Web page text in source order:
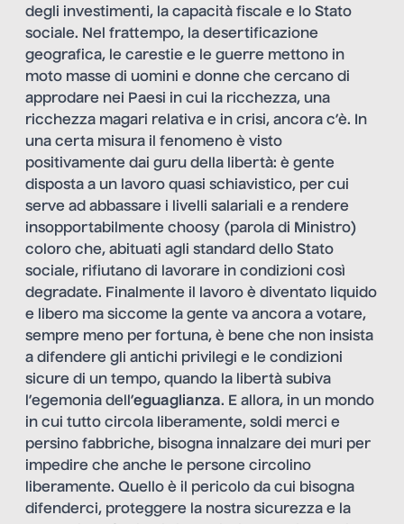
degli investimenti, la capacità fiscale e lo Stato
sociale. Nel frattempo, la desertificazione
geografica, le carestie e le guerre mettono in
moto masse di uomini e donne che cercano di
approdare nei Paesi in cui la ricchezza, una
ricchezza magari relativa e in crisi, ancora c’è. In
una certa misura il fenomeno è visto
positivamente dai guru della libertà: è gente
disposta a un lavoro quasi schiavistico, per cui
serve ad abbassare i livelli salariali e a rendere
insopportabilmente choosy (parola di Ministro)
coloro che, abituati agli standard dello Stato
sociale, rifiutano di lavorare in condizioni così
degradate. Finalmente il lavoro è diventato liquido
e libero ma siccome la gente va ancora a votare,
sempre meno per fortuna, è bene che non insista
a difendere gli antichi privilegi e le condizioni
sicure di un tempo, quando la libertà subiva
l’egemonia dell’eguaglianza. E allora, in un mondo
in cui tutto circola liberamente, soldi merci e
persino fabbriche, bisogna innalzare dei muri per
impedire che anche le persone circolino
liberamente. Quello è il pericolo da cui bisogna
difenderci, proteggere la nostra sicurezza e la